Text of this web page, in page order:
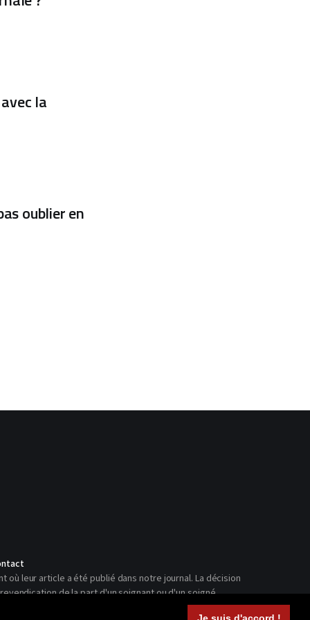
la
oublier en
où leur article a été publié dans notre journal. La décision
de la part d'un soignant ou d'un soigné.